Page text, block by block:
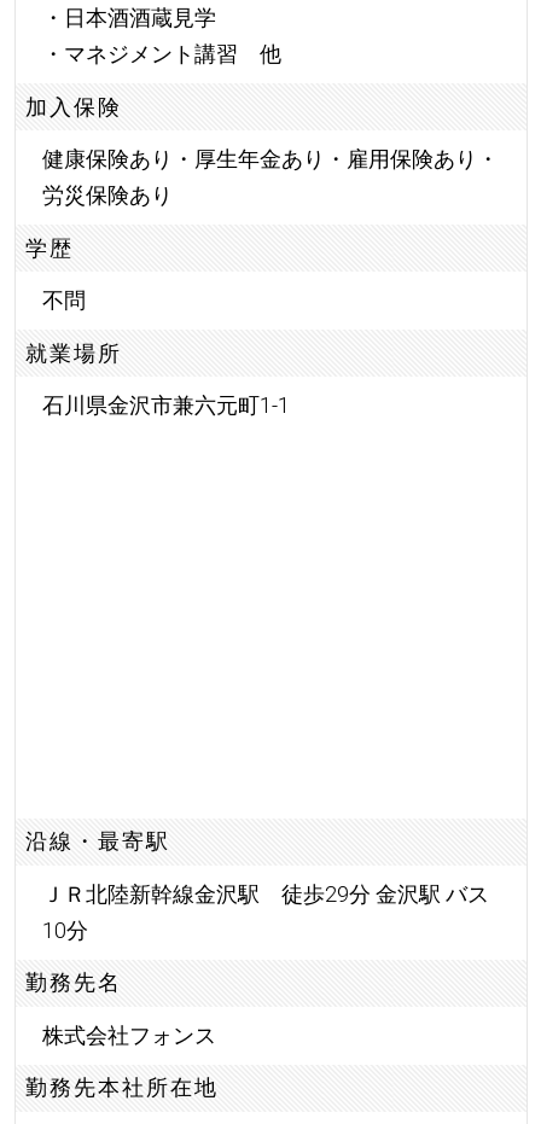
・日本酒酒蔵見学
・マネジメント講習 他
加入保険
健康保険あり・厚生年金あり・雇用保険あり・
労災保険あり
学歴
不問
就業場所
石川県金沢市兼六元町1-1
沿線・最寄駅
ＪＲ北陸新幹線金沢駅 徒歩29分 金沢駅 バス
10分
勤務先名
株式会社フォンス
勤務先本社所在地